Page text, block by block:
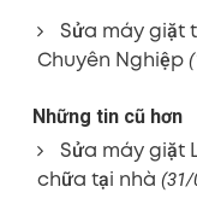
Sửa máy giặt
Chuyên Nghiệp
Những tin cũ hơn
Sửa máy giặt
chữa tại nhà (31/